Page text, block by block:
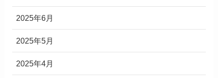
2025年6月
2025年5月
2025年4月